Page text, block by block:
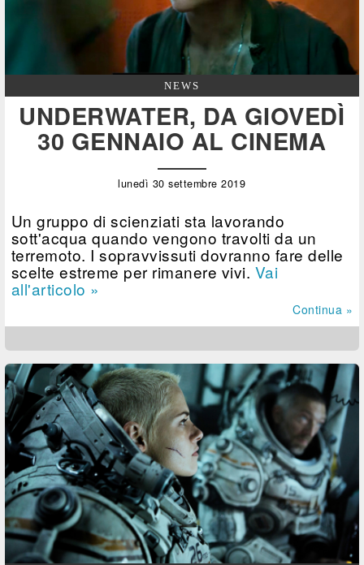
NEWS
UNDERWATER, DA GIOVEDÌ
30 GENNAIO AL CINEMA
lunedì 30 settembre 2019
Un gruppo di scienziati sta lavorando
sott'acqua quando vengono travolti da un
terremoto. I sopravvissuti dovranno fare delle
scelte estreme per rimanere vivi. Vai
all'articolo »
Continua »